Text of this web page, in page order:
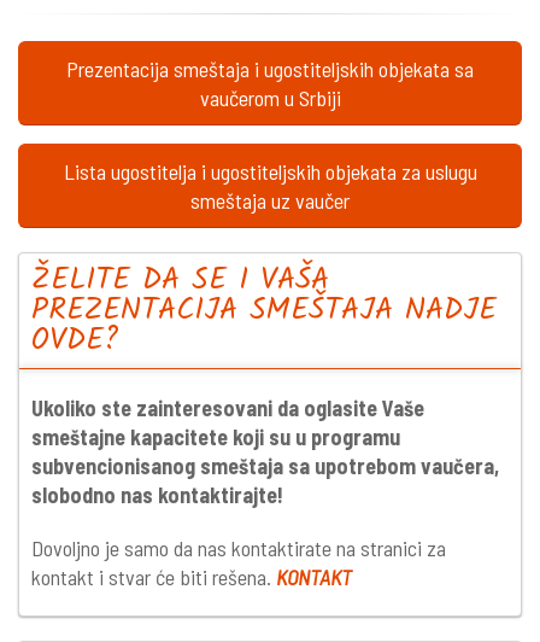
Prezentacija smeštaja i ugostiteljskih objekata sa
vaučerom u Srbiji
Lista ugostitelja i ugostiteljskih objekata za uslugu
smeštaja uz vaučer
ŽELITE DA SE I VAŠA
PREZENTACIJA SMEŠTAJA NADJE
OVDE?
Ukoliko ste zainteresovani da oglasite Vaše
smeštajne kapacitete koji su u programu
subvencionisanog smeštaja sa upotrebom vaučera,
slobodno nas kontaktirajte!
Dovoljno je samo da nas kontaktirate na stranici za
kontakt i stvar će biti rešena. KONTAKT